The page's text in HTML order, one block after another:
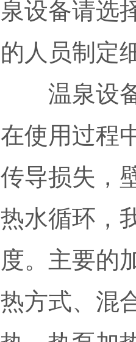
泉设备请选
的人员制定
温泉设备
在使用过程
传导损失，
热水循环，
度。主要的
热方式、混